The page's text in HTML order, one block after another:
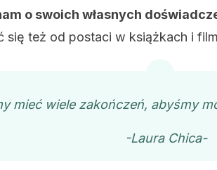
o swoich własnych
się też od postaci w książkach i
mieć wiele zakończeń, abyśmy
-Laura Chica-